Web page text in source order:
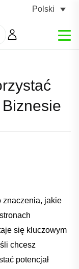
Polski
znaczenia, jakie
się kluczowym
chcesz
potencjał